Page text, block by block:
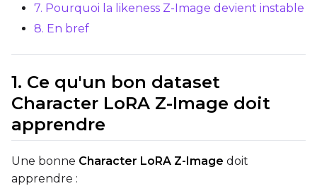
Text Encoder Optimizations
Toggle Unload TE
Unload TE
Regularization
7. Pourquoi la likeness Z-Image devient instable
8. En bref
1. Ce qu'un bon dataset
Character LoRA Z-Image doit
apprendre
Une bonne Character LoRA Z-Image doit
apprendre :